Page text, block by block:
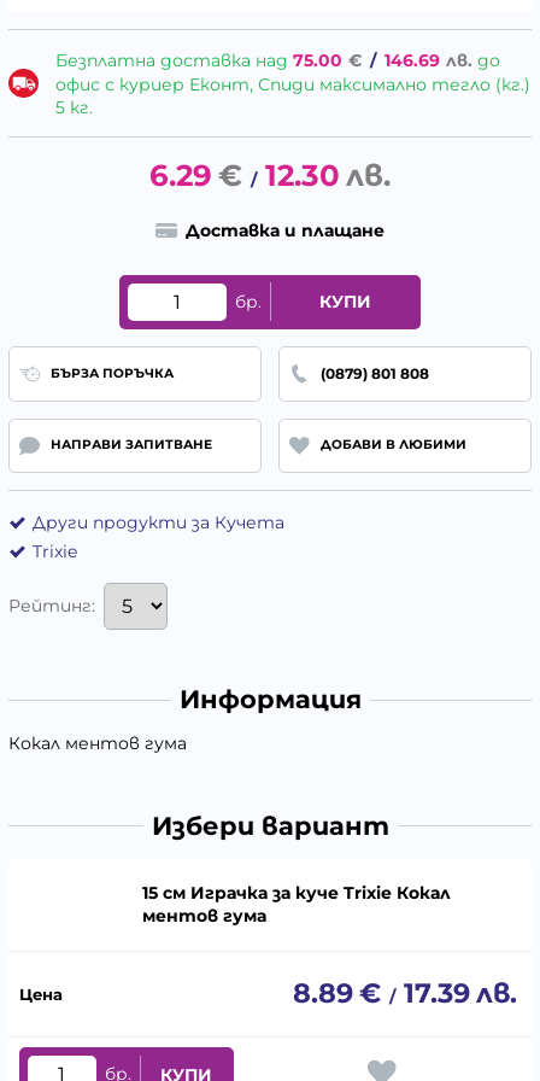
Безплатна доставка над 75.00 € / 146.69 лв. до
офис с куриер Еконт, Спиди максимално тегло (кг.)
5 кг.
6.29 € / 12.30 лв.
Доставка и плащане
бр. КУПИ
БЪРЗА ПОРЪЧКА (0879) 801 808
НАПРАВИ ЗАПИТВАНЕ ДОБАВИ В ЛЮБИМИ
Други продукти за Кучета
Trixie
Рейтинг:
Информация
Кокал ментов гума
Избери вариант
15 см Играчка за куче Trixie Кокал
ментов гума
8.89€ / 17.39лв.
бр. КУПИ